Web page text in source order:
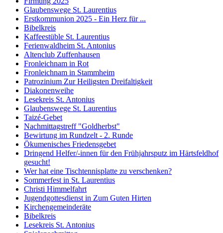
Glaubenswege St. Laurentius
Erstkommunion 2025 - Ein Herz für ...
Bibelkreis
Kaffeestüble St. Laurentius
Ferienwaldheim St. Antonius
Altenclub Zuffenhausen
Fronleichnam in Rot
Fronleichnam in Stammheim
Patrozinium Zur Heiligsten Dreifaltigkeit
Diakonenweihe
Lesekreis St. Antonius
Glaubenswege St. Laurentius
Taizé-Gebet
Nachmittagstreff "Goldherbst"
Bewirtung im Rundzelt - 2. Runde
Ökumenisches Friedensgebet
Dringend Helfer/-innen für den Frühjahrsputz im Härtsfeldhof
gesucht!
Wer hat eine Tischtennisplatte zu verschenken?
Sommerfest in St. Laurentius
Christi Himmelfahrt
Jugendgottesdienst in Zum Guten Hirten
Kirchengemeinderäte
Bibelkreis
Lesekreis St. Antonius